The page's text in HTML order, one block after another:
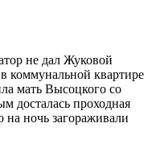
не дал Жуковой
коммунальной квартире
мать Высоцкого со
досталась проходная
на ночь загораживали